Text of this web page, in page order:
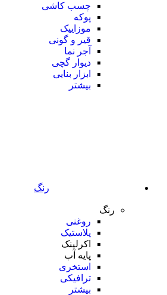
چسب کاشی
پوکه
موزاییک
قیر و گونی
آجر نما
دیوار گچی
ابزار بنایی
بیشتر
رنگ
رنگ
روغنی
پلاستیک
اکرلینک
پایه آب
استخری
ترافیکی
بیشتر